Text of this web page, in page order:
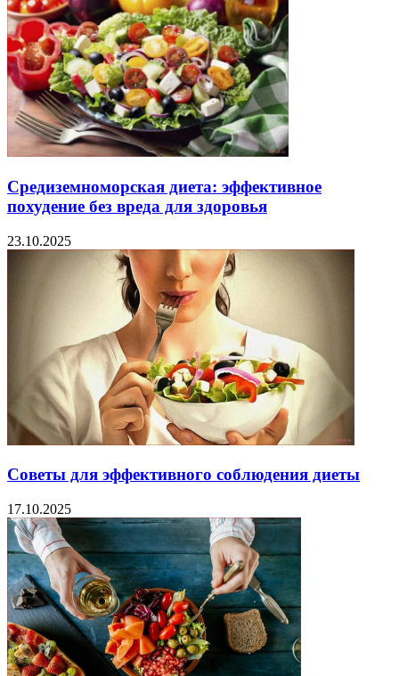
Средиземноморская диета: эффективное
похудение без вреда для здоровья
23.10.2025
Советы для эффективного соблюдения диеты
17.10.2025